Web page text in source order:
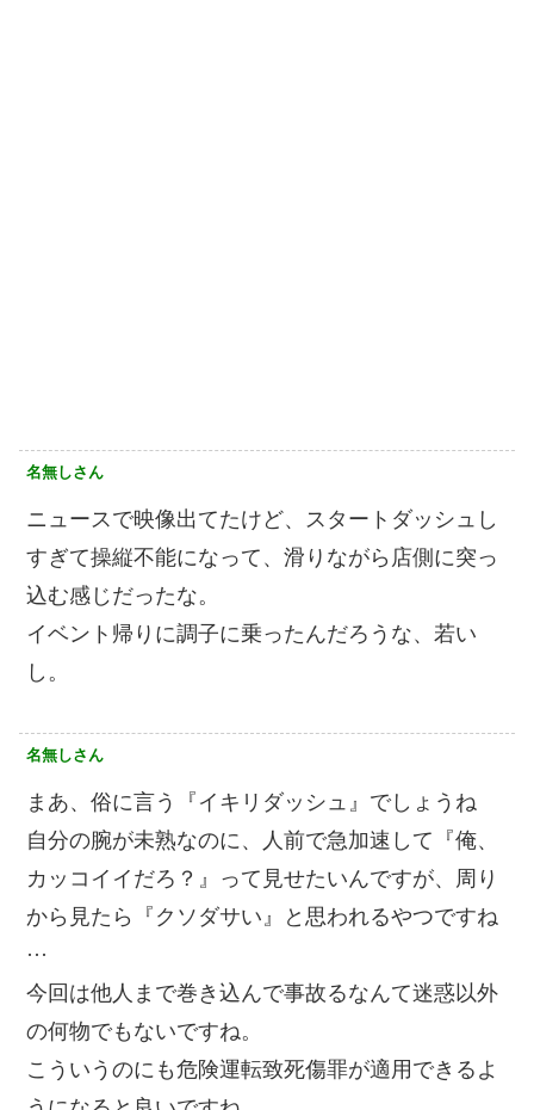
名無しさん
ニュースで映像出てたけど、スタートダッシュし
すぎて操縦不能になって、滑りながら店側に突っ
込む感じだったな。
イベント帰りに調子に乗ったんだろうな、若い
し。
名無しさん
まあ、俗に言う『イキリダッシュ』でしょうね
自分の腕が未熟なのに、人前で急加速して『俺、
カッコイイだろ？』って見せたいんですが、周り
から見たら『クソダサい』と思われるやつですね
···
今回は他人まで巻き込んで事故るなんて迷惑以外
の何物でもないですね。
こういうのにも危険運転致死傷罪が適用できるよ